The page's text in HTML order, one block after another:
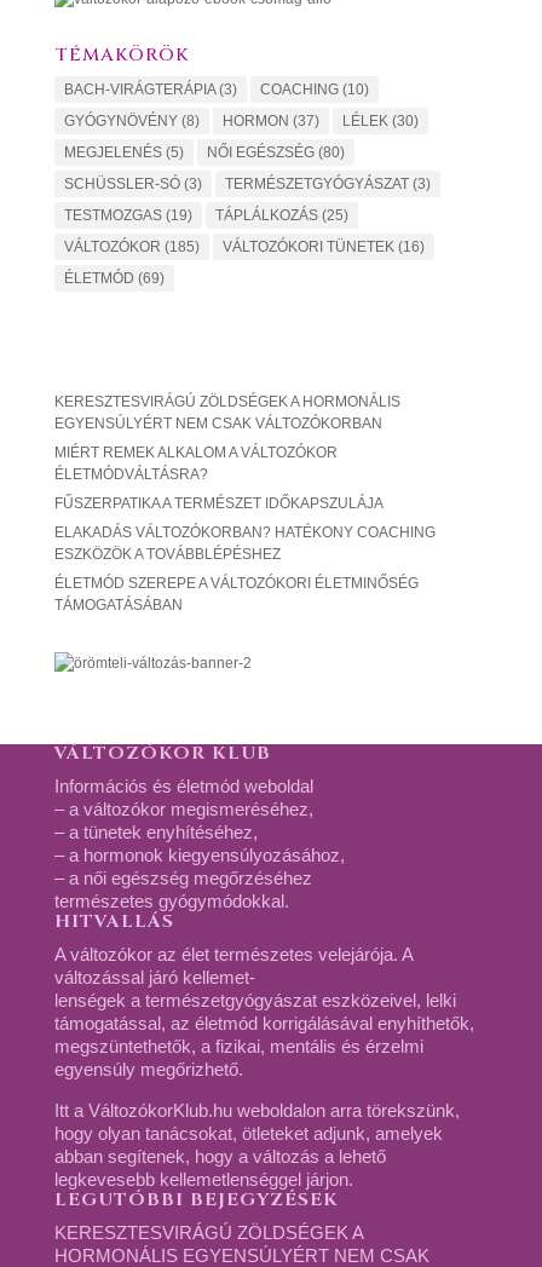
TÉMAKÖRÖK
BACH-VIRÁGTERÁPIA(3) COACHING(10)
GYÓGYNÖVÉNY(8) HORMON (37) LÉLEK(30)
MEGJELENÉS(5) NŐI EGÉSZSÉG(80)
SCHÜSSLER-SÓ(3) TERMÉSZETGYÓGYÁSZAT(3)
TESTMOZGAS(19) TÁPLÁLKOZÁS(25)
VÁLTOZÓKOR (185) VÁLTOZÓKORI TÜNETEK(16)
ÉLETMÓD (69)
KERESZTESVIRÁGÚ ZÖLDSÉGEK A HORMONÁLIS
EGYENSÚLYÉRT NEM CSAK VÁLTOZÓKORBAN
MIÉRT REMEK ALKALOM A VÁLTOZÓKOR
ÉLETMÓDVÁLTÁSRA?
FŰSZERPATIKA A TERMÉSZET IDŐKAPSZULÁJA
ELAKADÁS VÁLTOZÓKORBAN? HATÉKONY COACHING
ESZKÖZÖK A TOVÁBBLÉPÉSHEZ
ÉLETMÓD SZEREPE A VÁLTOZÓKORI ÉLETMINŐSÉG
TÁMOGATÁSÁBAN
VÁLTOZÓKOR KLUB
Információs és életmód weboldal
– a változókor megismeréséhez,
– a tünetek enyhítéséhez,
– a hormonok kiegyensúlyozásához,
– a női egészség megőrzéséhez
természetes gyógymódokkal.
HITVALLÁS
A változókor az élet természetes velejárója. A
változással járó kellemet-
lenségek a természetgyógyászat eszközeivel, lelki
támogatással, az életmód korrigálásával enyhíthetők,
megszüntethetők, a fizikai, mentális és érzelmi
egyensúly megőrizhető.
Itt a VáltozókorKlub.hu weboldalon arra törekszünk,
hogy olyan tanácsokat, ötleteket adjunk, amelyek
abban segítenek, hogy a változás a lehető
legkevesebb kellemetlenséggel járjon.
LEGUTÓBBI BEJEGYZÉSEK
KERESZTESVIRÁGÚ ZÖLDSÉGEK A
HORMONÁLIS EGYENSÚLYÉRT NEM CSAK